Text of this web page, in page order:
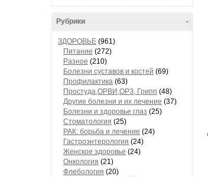
-
Рубрики
ЗДОРОВЬЕ (961)
Питание (272)
Разное (210)
Болезни суставов и костей (69)
Профилактика (63)
Простуда,ОРВИ,ОРЗ, Грипп (48)
Другие болезни и их лечение (37)
Болезни и здоровье глаз (25)
Стоматология (25)
РАК: борьба и лечение (24)
Гастроэнтерология (24)
Женское здоровье (24)
Онкология (21)
Флебология (20)